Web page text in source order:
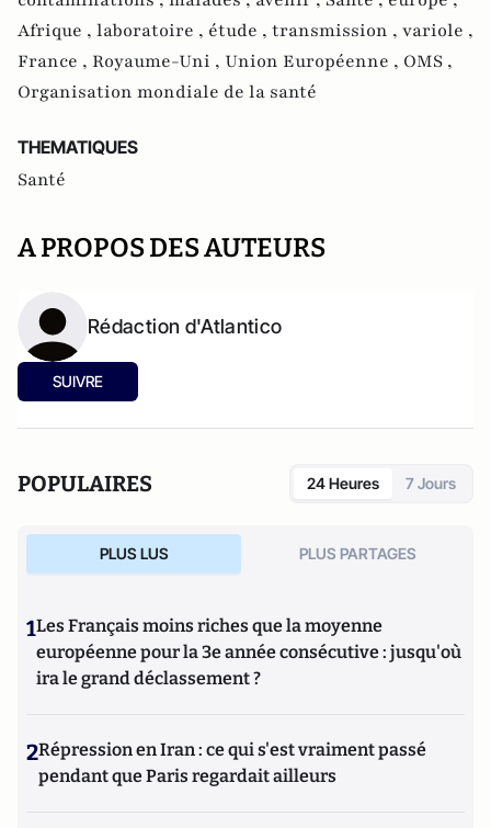
Afrique , laboratoire , étude , transmission , variole ,
France , Royaume-Uni , Union Européenne , OMS ,
Organisation mondiale de la santé
THEMATIQUES
Santé
A PROPOS DES AUTEURS
Rédaction d'Atlantico
SUIVRE
POPULAIRES 24 Heures 7 Jours
PLUS LUS PLUS PARTAGES
1Les Français moins riches que la moyenne
européenne pour la 3e année consécutive : jusqu'où
ira le grand déclassement ?
2Répression en Iran : ce qui s'est vraiment passé
pendant que Paris regardait ailleurs